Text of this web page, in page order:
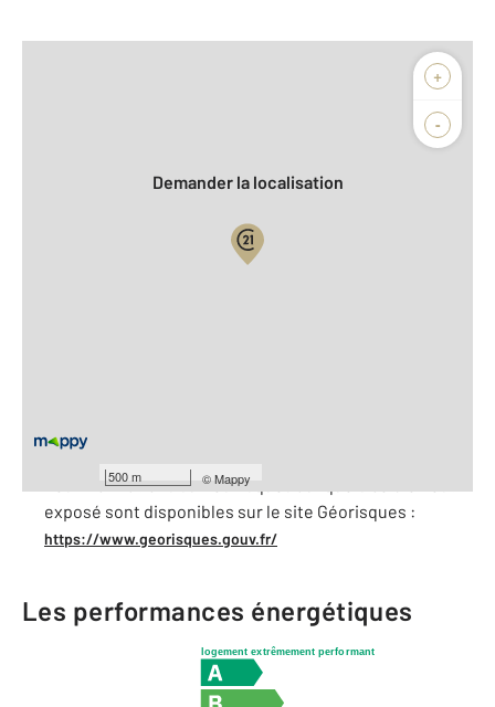
+
-
500 m ©Mappy
Biens vendus
Demander la localisation
À savoir
Les informations sur les risques auxquels ce bien est
exposé sont disponibles sur le site Géorisques :
https://www.georisques.gouv.fr/
Les performances énergétiques
logement extrêmement performant